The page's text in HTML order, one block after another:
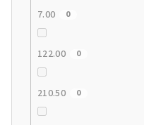
7.00 0
122.00 0
210.50 0